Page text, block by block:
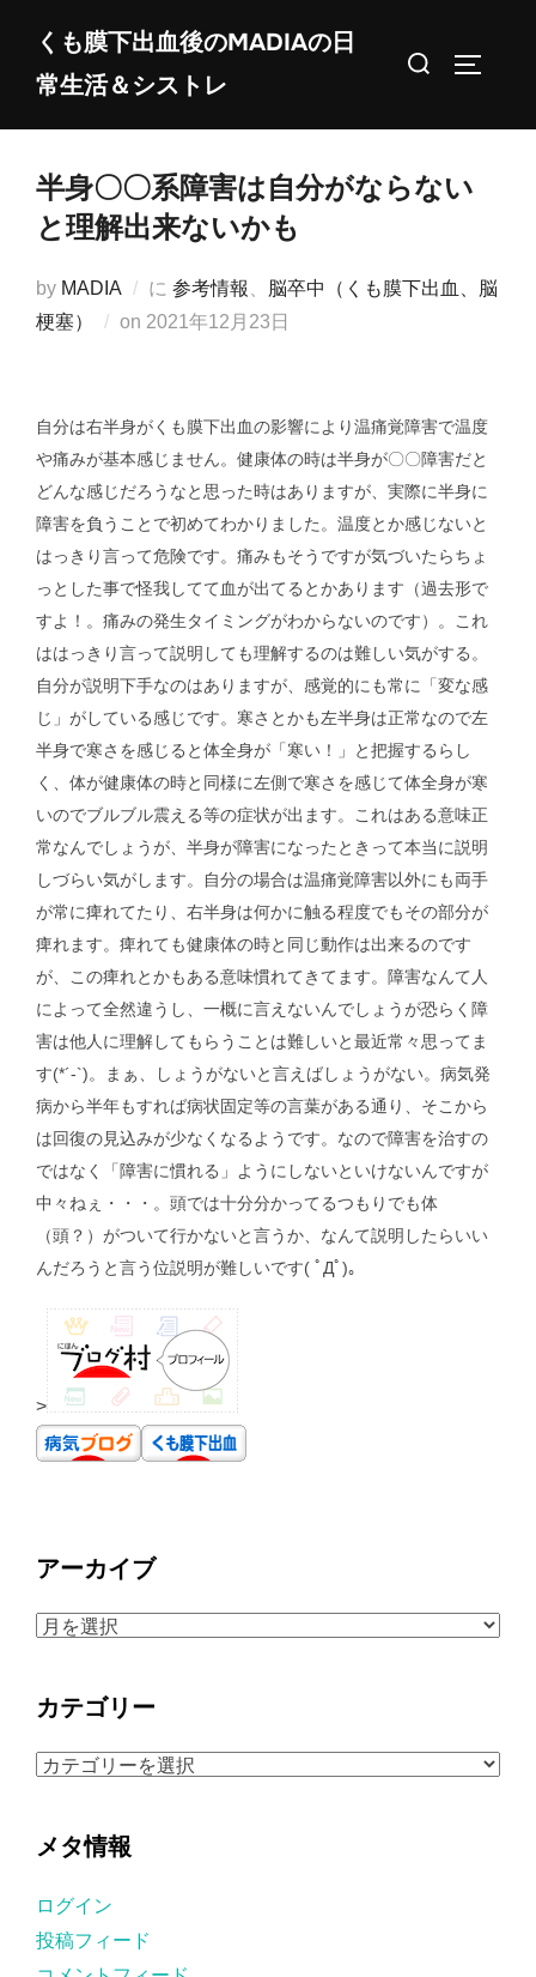
くも膜下出血後のMADIAの日
常生活＆シストレ
検
半身〇〇系障害は自分がならない
と理解出来ないかも
by MADIA に 参考情報
脳卒中（くも膜下出血、脳
梗塞）
on 投
2021年12月23日
自分は右半身がくも膜下出血の影響により温痛覚障害で温度
や痛みが基本感じません。健康体の時は半身が〇〇障害だと
どんな感じだろうなと思った時はありますが、実際に半身に
障害を負うことで初めてわかりました。温度とか感じないと
はっきり言って危険です。痛みもそうですが気づいたらちょ
っとした事で怪我してて血が出てるとかあります（過去形で
すよ！。痛みの発生タイミングがわからないのです）。これ
ははっきり言って説明しても理解するのは難しい気がする。
自分が説明下手なのはありますが、感覚的にも常に「変な感
じ」がしている感じです。寒さとかも左半身は正常なので左
半身で寒さを感じると体全身が「寒い！」と把握するらし
く、体が健康体の時と同様に左側で寒さを感じて体全身が寒
いのでブルブル震える等の症状が出ます。これはある意味正
常なんでしょうが、半身が障害になったときって本当に説明
しづらい気がします。自分の場合は温痛覚障害以外にも両手
が常に痺れてたり、右半身は何かに触る程度でもその部分が
痺れます。痺れても健康体の時と同じ動作は出来るのです
が、この痺れとかもある意味慣れてきてます。障害なんて人
によって全然違うし、一概に言えないんでしょうが恐らく障
害は他人に理解してもらうことは難しいと最近常々思ってま
す(*´-`)。まぁ、しょうがないと言えばしょうがない。病気発
病から半年もすれば病状固定等の言葉がある通り、そこから
は回復の見込みが少なくなるようです。なので障害を治すの
ではなく「障害に慣れる」ようにしないといけないんですが
中々ねぇ・・・。頭では十分分かってるつもりでも体
（頭？）がついて行かないと言うか、なんて説明したらいい
んだろうと言う位説明が難しいです( ﾟДﾟ)。
>
アーカイブ
ア
ブ
カテゴリー
カ
ー
メタ情報
ログイン
投稿フィード